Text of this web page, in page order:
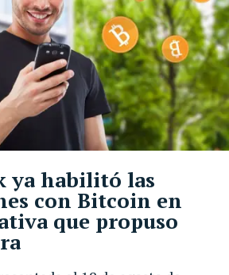
ya habilitó las
con Bitcoin en
que propuso